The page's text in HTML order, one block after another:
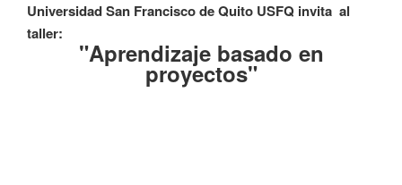
Universidad San Francisco de Quito USFQ invita al
taller:
"Aprendizaje basado en
proyectos"